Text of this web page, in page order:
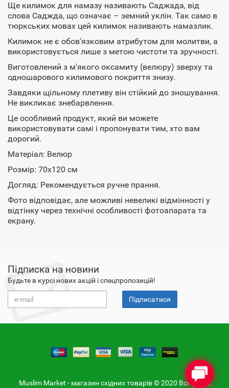
Ще килимок для намазу називають Саджада, від
слова Саджда, що означає – земний уклін. Так само в
тюркських мовах цей килимок називають намазлик.
Килимок не є обов'язковим атрибутом для молитви, а
використовується лише з метою чистоти та зручності.
Виготовлений з м'якого оксамиту (велюру) зверху та
одношарового килимового покриття знизу.
Завдяки щільному плетиву він стійкий до зношування.
Не викликає знебарвлення.
Це особливий продукт, який ви можете
використовувати самі і пропонувати тим, хто вам
дорогий.
Матеріал: Велюр
Розмір: 70х120 см
Догляд: Рекомендується ручне прання.
Фото відповідає, але можливі невеликі відмінності у
відтінку через технічні особливості фотоапарата та
екрану.
Підписка на новини
Будьте в курсі нових акцій і спецпропозицій!
Підписатися
Muslim Market - магазин східних товарів © 2020 Всі фото і